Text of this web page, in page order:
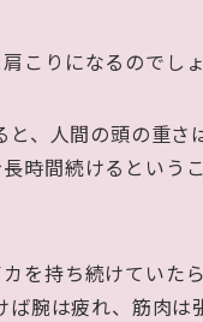
こりになるのでしょ
、人間の頭の重さ
時間続けるという
を持ち続けていた
腕は疲れ、筋肉は